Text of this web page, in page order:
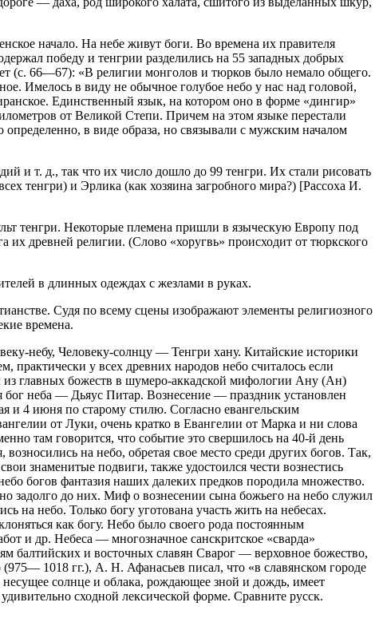
начало. На небе живут боги. Во времена их правителя
победу и тенгрии разделились на 55 западных добрых
(с. 66—67): «В религии монголов и тюрков было немало общего.
Имелось в виду не обычное голубое небо у нас над головой,
Единственный язык, на котором оно в форме «дингир»
от Великой Степи. Причем на этом языке перестали
в виде образа, но связывали с мужским началом
и т. д., так что их число дошло до 99 тенгри. Их стали рисовать
тенгри) и Эрлика (как хозяина загробного мира?) [Рассоха И.
тенгри. Некоторые племена пришли в языческую Европу под
древней религии. (Слово «хоругвь» происходит от тюркского
в длинных одеждах с жезлами в руках.
Судя по всему сцены изображают элементы религиозного
времена.
небу, Человеку-солнцу — Тенгри хану. Китайские историки
у всех древних народов небо считалось если
из главных божеств в шумеро-аккадской мифологии Ану (Ан)
бог неба — Дьяус Питар. Вознесение — праздник установлен
и 4 июня по старому стилю. Согласно евангельским
от Луки, очень кратко в Евангелии от Марка и ни слова
там говорится, что событие это свершилось на 40-й день
на небо, обретая свое место среди других богов. Так,
знаменитые подвиги, также удостоился чести вознестись
богов фантазия наших далеких предков породила множество.
задолго до них. Миф о вознесении сына божьего на небо служил
на небо. Только богу уготована участь жить на небесах.
как богу. Небо было своего рода постоянным
и др. Небеса — многозначное санскритское «сварда»
бал­тийских и восточных славян Сварог — верховное божество,
1018 гг.), А. Н. Афанасьев писал, что «в славянском городе
солнце и облака, рождающее зной и дождь, имеет
сходной лексической форме. Сравните русск.